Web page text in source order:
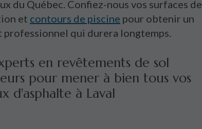
du Québec. Confiez-nous vos surfaces de
et contours de piscine pour obtenir un
professionnel qui durera longtemps.
en revêtements de sol
pour mener à bien tous vos
d'asphalte à Laval